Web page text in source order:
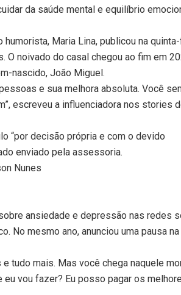
da saúde mental e equilíbrio
Maria Lina, publicou na
O noivado do casal chegou ao fim em
nascido, João Miguel.
e sua melhora absoluta. Você
escreveu a influenciadora nos stories
“por decisão própria e com o devido
enviado pela assessoria.
Nunes
ansiedade e depressão nas redes
No mesmo ano, anunciou uma pausa
tudo mais. Mas você chega naquele
eu vou fazer? Eu posso pagar os